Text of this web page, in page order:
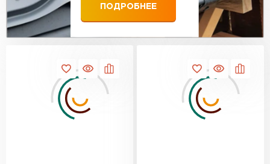
3.8
3.9
ПОДРОБНЕЕ
ПЕРЕЙТИ